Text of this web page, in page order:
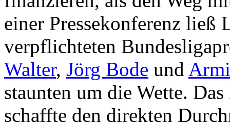
einer Pressekonferenz ließ
verpflichteten
Walter, Jörg Bode und
staunten um die Wette.
schaffte den direkten